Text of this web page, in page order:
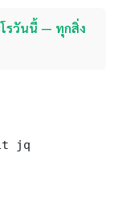
รวันนี้ — ทุกสิ่ง
jq